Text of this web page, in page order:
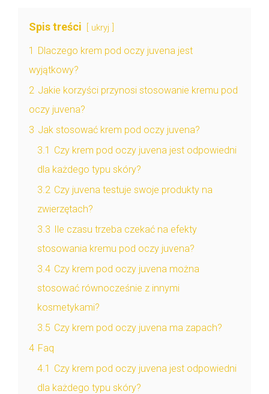
Spis treści ukryj
1 Dlaczego krem pod oczy juvena jest
wyjątkowy?
2 Jakie korzyści przynosi stosowanie kremu pod
oczy juvena?
3 Jak stosować krem pod oczy juvena?
3.1 Czy krem pod oczy juvena jest odpowiedni
dla każdego typu skóry?
3.2 Czy juvena testuje swoje produkty na
zwierzętach?
3.3 Ile czasu trzeba czekać na efekty
stosowania kremu pod oczy juvena?
3.4 Czy krem pod oczy juvena można
stosować równocześnie z innymi
kosmetykami?
3.5 Czy krem pod oczy juvena ma zapach?
4 Faq
4.1 Czy krem pod oczy juvena jest odpowiedni
dla każdego typu skóry?